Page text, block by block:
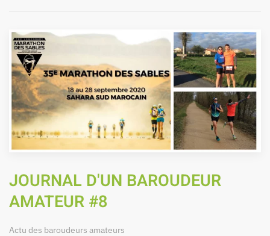
JOURNAL D'UN BAROUDEUR
AMATEUR #8
Actu des baroudeurs amateurs